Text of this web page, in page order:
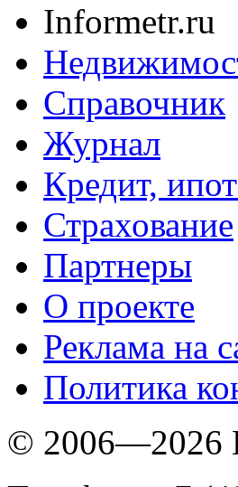
Informetr.ru
Справочник
Журнал
Кредит,
Страхование
Партнеры
O проекте
Реклама на
Политика
© 2006—2026